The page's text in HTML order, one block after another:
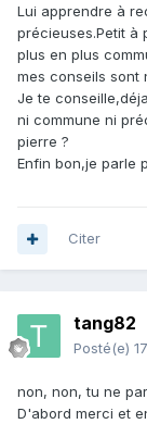
Lui apprendre à
précieuses.Petit à
plus en plus
mes conseils sont
Je te
ni commune ni
pierre ?
Enfin bon,je parle
Citer
tang82
Posté(e)
non, non, tu ne
D'abord merci et